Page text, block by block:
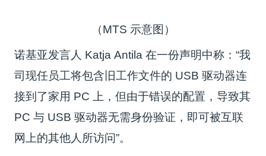
（MTS 示意图）
诺基亚发言人 Katja Antila 在一份声明中称：“我
司现任员工将包含旧工作文件的 USB 驱动器连
接到了家用 PC 上，但由于错误的配置，导致其
PC 与 USB 驱动器无需身份验证，即可被互联
网上的其他人所访问”。